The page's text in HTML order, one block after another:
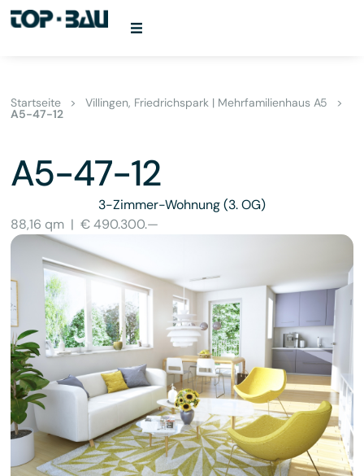
Startseite >Villingen, Friedrichspark | Mehrfamilienhaus A5 >
A5-47-12
A5-47-12
3-Zimmer-Wohnung(3. OG)
88,16 qm |€ 490.300.—